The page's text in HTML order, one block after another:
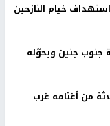
خيام النازحين
جنوب جنين ويحوّله
من أغنامه غرب